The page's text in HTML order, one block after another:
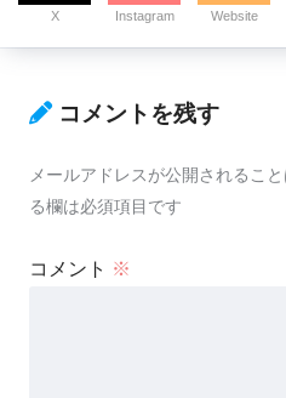
X Instagram Website
コメントを残す
メールアドレスが公開されること
る欄は必須項目です
コメント ※